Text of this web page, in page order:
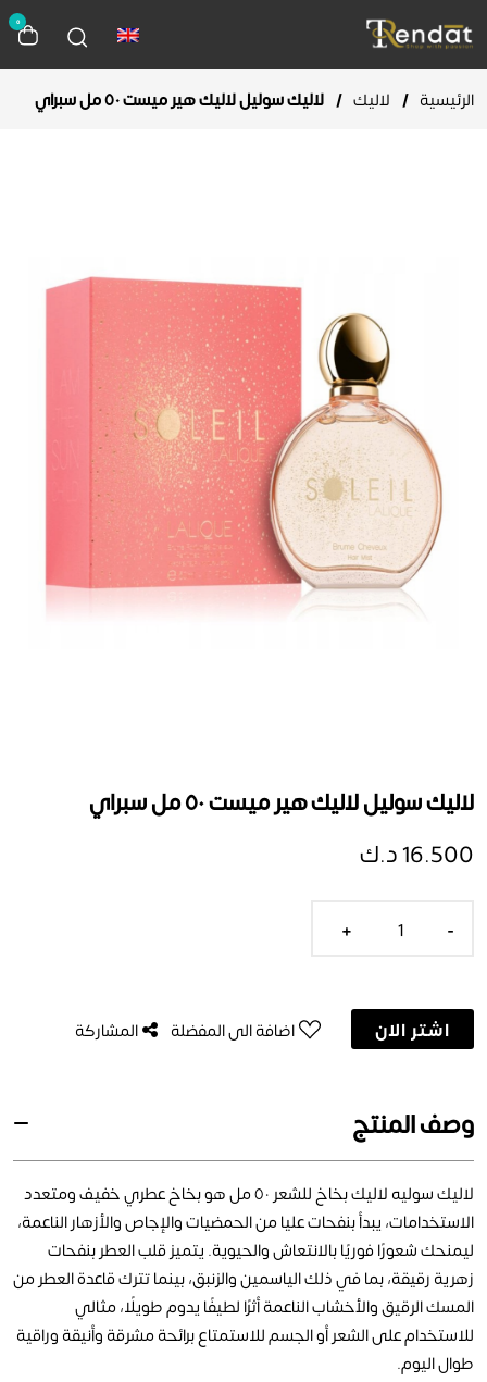
0
الرئيسية / لاليك / لاليك سوليل لاليك هير ميست ٥٠ مل سبراي
لاليك سوليل لاليك هير ميست ٥٠ مل سبراي
16.500 د.ك
-
+
اشتر الان اضافة الى المفضلة المشاركة
وصف المنتج
لاليك سوليه لاليك بخاخ للشعر ٥٠ مل هو بخاخ عطري خفيف ومتعدد
الاستخدامات، يبدأ بنفحات عليا من الحمضيات والإجاص والأزهار الناعمة،
ليمنحك شعورًا فوريًا بالانتعاش والحيوية. يتميز قلب العطر بنفحات
زهرية رقيقة، بما في ذلك الياسمين والزنبق، بينما تترك قاعدة العطر من
المسك الرقيق والأخشاب الناعمة أثرًا لطيفًا يدوم طويلًا، مثالي
للاستخدام على الشعر أو الجسم للاستمتاع برائحة مشرقة وأنيقة وراقية
طوال اليوم.